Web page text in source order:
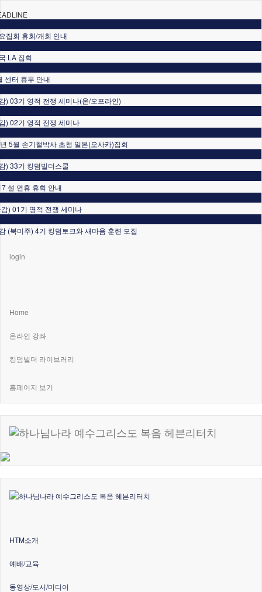
집회 휴회/개회 안내
LA 집회
센터 휴무 안내
) 03기 영적 전쟁 세미나(온/오프라인)
) 02기 영적 전쟁 세미나
5월 손기철박사 초청 일본(오사카)집회
) 33기 킹덤빌더스쿨
설 연휴 휴회 안내
) 01기 영적 전쟁 세미나
(북미주) 4기 킹덤토크와 새마음 훈련 모집
login
Home
온라인 강좌
킹덤빌더 라이브러리
홈페이지 보기
HTM소개
예배/교육
동영상/도서/미디어